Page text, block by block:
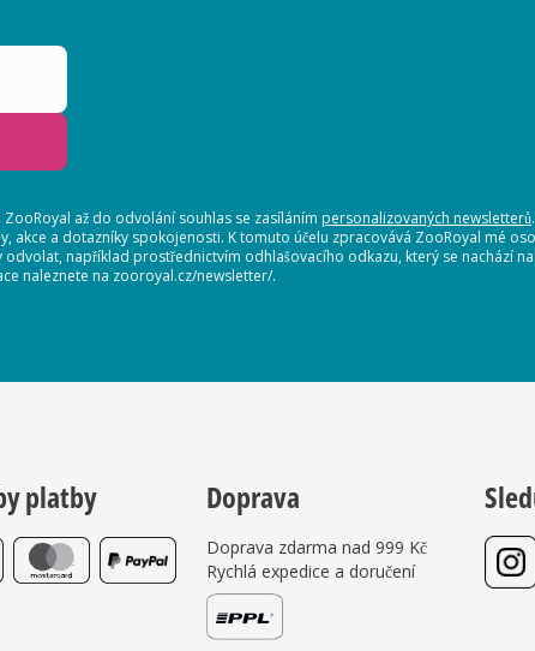
až do odvolání souhlas se zasíláním personalizovaných newsletterů
akce a dotazníky spokojenosti. K tomuto účelu zpracovává ZooRoyal mé
odvolat, například prostřednictvím odhlašovacího odkazu, který se nachází
naleznete na zooroyal.cz/newsletter/.
platby Doprava
Doprava zdarma nad 999 Kč
Rychlá expedice a doručení